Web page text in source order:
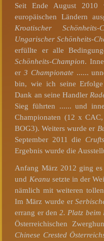
Seit Ende August 2010
europäischen Ländern
Kroatischer Schönheits-
Ungarischer Schönheits-
erfüllte er alle
Schönheits-Champion.
er3 Championate......
bin, wie ich seine
Dank an seine Handler
Sieg führten ...... und
Championaten (12 x
BOG3). Weiters wurde er
September 2011 die
Ergebnis wurde die
Anfang März 2012 ging es
und Keanu setzte in der
nämlich mit weiteren
Im März wurde er
errang er den2. Platz beim
Österreichischen
Chinese Crested